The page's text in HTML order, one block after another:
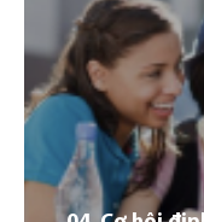
Đức hiện có hơn
chương trình học
giới và bằng cấp
chọn lý tưởng